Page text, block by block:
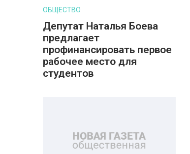
ОБЩЕСТВО
Депутат Наталья Боева
предлагает
профинансировать первое
рабочее место для
студентов